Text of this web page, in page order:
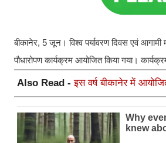
बीकानेर, 5 जून। विश्व पर्यावरण दिवस एवं
पौधारोपण कार्यक्रम आयोजित किया गया।
Also Read -इस वर्ष बीकानेर में